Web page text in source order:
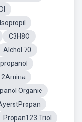
Isopropil
C3H8O
Alchol 70
2Amina
Organic
Propan123 Triol